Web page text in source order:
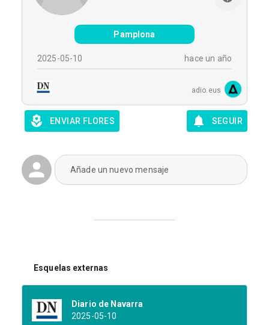
Pamplona
2025-05-10 hace un año
adio.eus
ENVIAR FLORES SEGUIR
Añade un nuevo mensaje
Esquelas externas
Diario de Navarra
2025-05-10